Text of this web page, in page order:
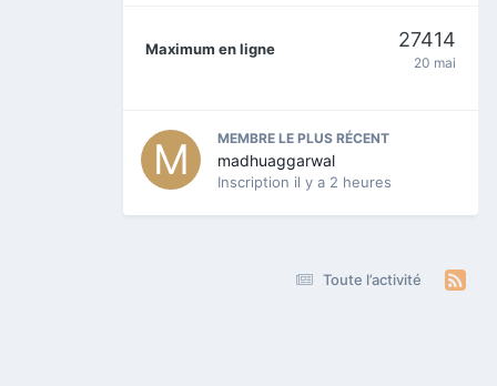
Maximum en ligne 27414
20 mai
MEMBRE LE PLUS RÉCENT
madhuaggarwal
Inscription il y a 2 heures
Toute l’activité